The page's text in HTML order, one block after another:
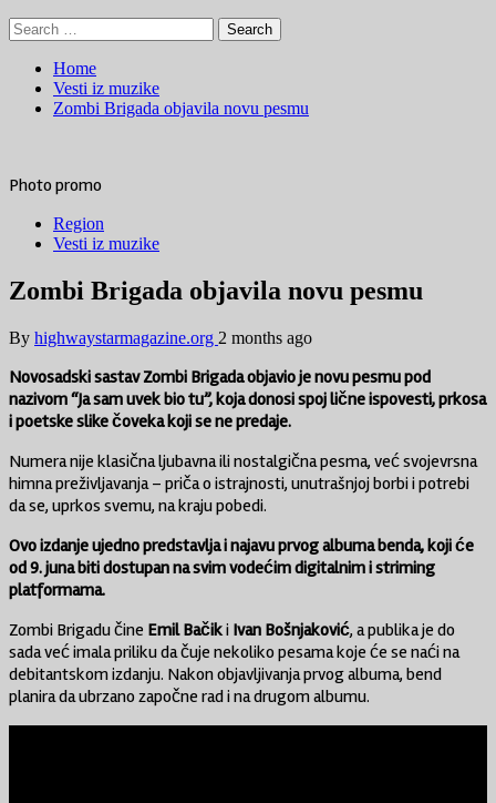
Search
for:
Home
Vesti iz muzike
Zombi Brigada objavila novu pesmu
Photo promo
Region
Vesti iz muzike
Zombi Brigada objavila novu pesmu
By highwaystarmagazine.org 2 months ago
Novosadski sastav Zombi Brigada objavio je novu pesmu pod
nazivom “Ja sam uvek bio tu”, koja donosi spoj lične ispovesti, prkosa
i poetske slike čoveka koji se ne predaje.
Numera nije klasična ljubavna ili nostalgična pesma, već svojevrsna
himna preživljavanja – priča o istrajnosti, unutrašnjoj borbi i potrebi
da se, uprkos svemu, na kraju pobedi.
Ovo izdanje ujedno predstavlja i najavu prvog albuma benda, koji će
od 9. juna biti dostupan na svim vodećim digitalnim i striming
platformama.
Zombi Brigadu čine Emil Bačiki Ivan Bošnjaković, a publika je do
sada već imala priliku da čuje nekoliko pesama koje će se naći na
debitantskom izdanju. Nakon objavljivanja prvog albuma, bend
planira da ubrzano započne rad i na drugom albumu.